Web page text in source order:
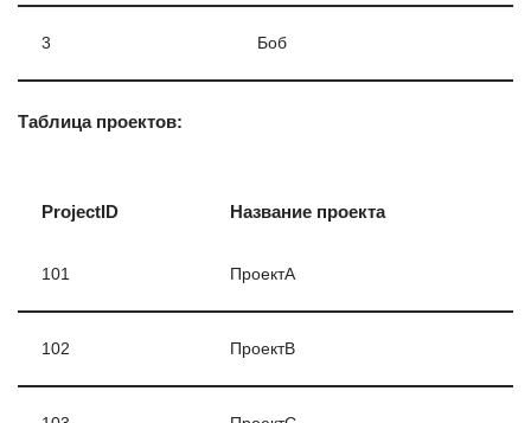
3 Боб
Таблица проектов:
ProjectID Название проекта
101 ПроектA
102 ПроектB